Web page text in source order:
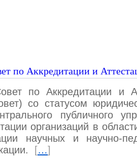
по Аккредитации и
по Аккредитации и
со статусом
публичного
организаций в
научных и научно-
[…]